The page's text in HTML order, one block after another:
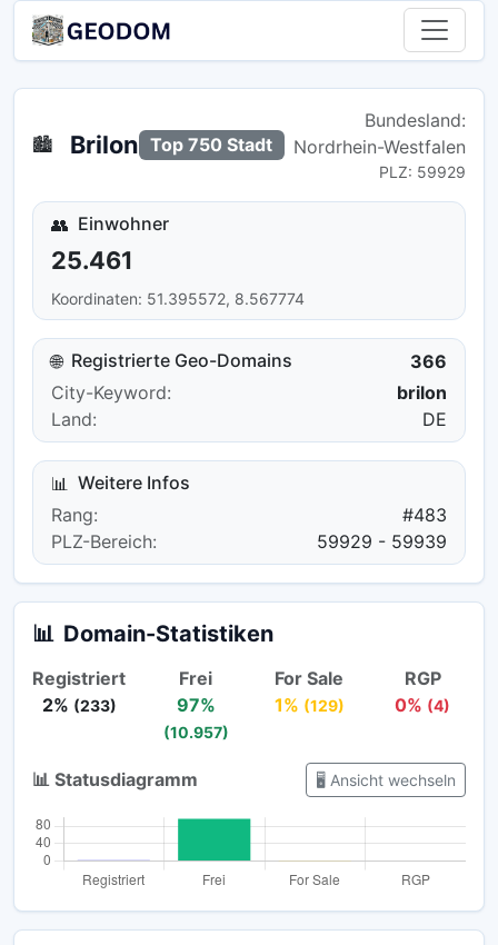
🏙️ Brilon Top 750 Stadt
Bundesland:
Nordrhein-Westfalen
PLZ: 59929
👥 Einwohner
25.461
Koordinaten: 51.395572, 8.567774
🌐 Registrierte Geo-Domains
366
City-Keyword:
brilon
Land:
DE
📊 Weitere Infos
Rang:
#483
PLZ-Bereich:
59929 - 59939
📊 Domain-Statistiken
Registriert
2% (233)
Frei
97%
(10.957)
For Sale
1% (129)
RGP
0% (4)
📊 Statusdiagramm 🖥️ Ansicht wechseln